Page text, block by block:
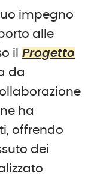
impegno
alle
il Progetto
da
ha
offrendo
dei